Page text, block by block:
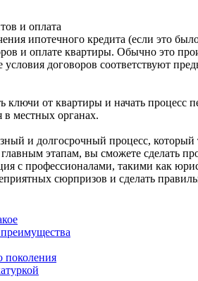
и оплата
ипотечного кредита (если это
и оплате квартиры. Обычно это
условия договоров соответствуют
от квартиры и начать процесс
в местных органах.
и долгосрочный процесс, который
этапам, вы сможете сделать
с профессионалами, такими как
сюрпризов и сделать
поколения